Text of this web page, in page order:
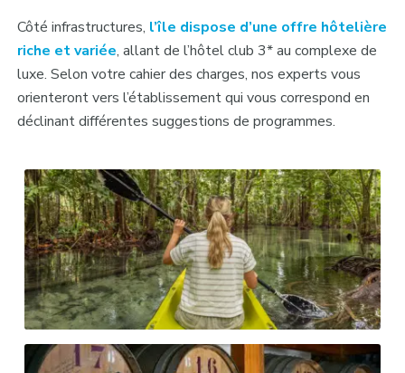
Côté infrastructures, l’île dispose d’une offre hôtelière
riche et variée, allant de l’hôtel club 3* au complexe de
luxe. Selon votre cahier des charges, nos experts vous
orienteront vers l’établissement qui vous correspond en
déclinant différentes suggestions de programmes.